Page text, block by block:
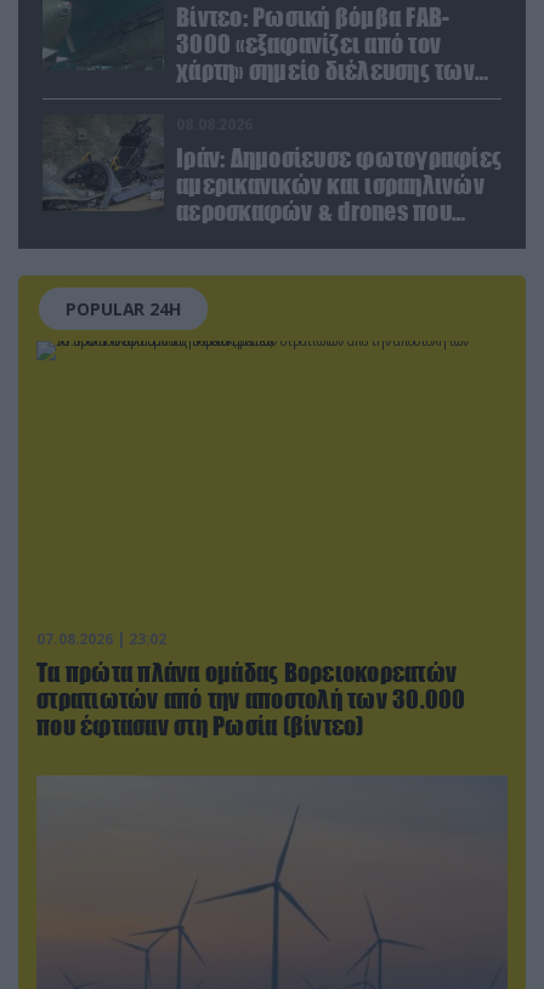
Βίντεο: Ρωσική βόμβα FAB-
3000 «εξαφανίζει από τον
χάρτη» σημείο διέλευσης των
ουκρανικών δυνάμεων στην
Ιράν: Δημοσίευσε φωτογραφίες
αμερικανικών και ισραηλινών
αεροσκαφών & drones που
POPULAR 24H
07.08.2026 | 23:02
Τα πρώτα πλάνα ομάδας Βορειοκορεατών
στρατιωτών από την αποστολή των 30.000
που έφτασαν στη Ρωσία (βίντεο)